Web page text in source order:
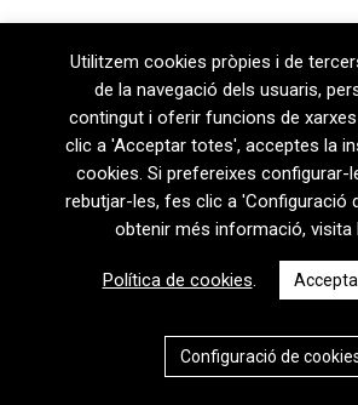
08720 Vilafranca del Penedès · General
T+34 938 170 417 ·
+34 938
Política de privacitat|
CAT
ESP
Utilitzem cookies pròpies i de
de la navegació dels usuaris,
contingut i oferir funcions de
clic a 'Acceptar totes', acceptes la
cookies. Si prefereixes configurar-
rebutjar-les, fes clic a 'Configuració
obtenir més informació, visita
Política de cookies.
Configuració de